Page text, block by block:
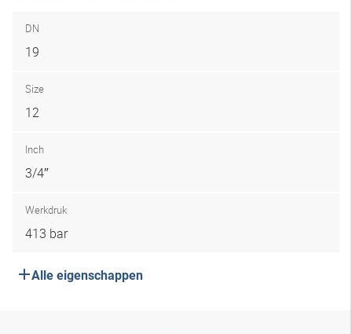
DN
19
Size
12
Inch
3/4″
Werkdruk
413 bar
Alle eigenschappen